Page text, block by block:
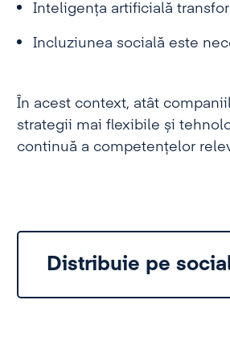
Inteligența artificială
Incluziunea socială este
În acest context, atât
strategii mai flexibile și
continuă a competențelor
Distribuie pe